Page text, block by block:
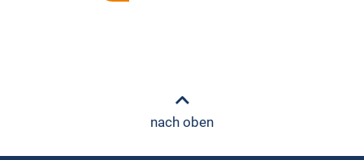
nach oben